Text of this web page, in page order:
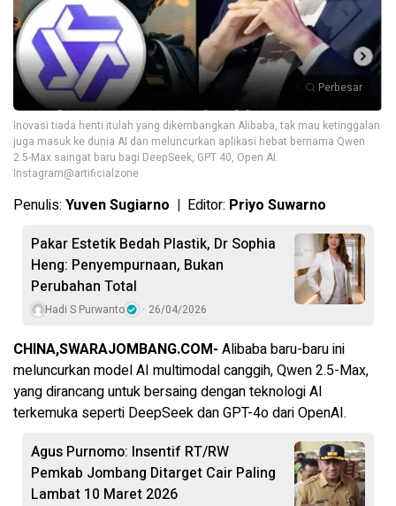
Perbesar
Inovasi tiada henti itulah yang dikembangkan Alibaba, tak mau ketinggalan
juga masuk ke dunia AI dan meluncurkan aplikasi hebat bernama Qwen
2.5-Max saingat baru bagi DeepSeek, GPT 40, Open AI.
Instagram@artificialzone
Penulis: Yuven Sugiarno | Editor: Priyo Suwarno
Pakar Estetik Bedah Plastik, Dr Sophia
Heng: Penyempurnaan, Bukan
Perubahan Total
Hadi S Purwanto 26/04/2026
CHINA,SWARAJOMBANG.COM- Alibaba baru-baru ini
meluncurkan model AI multimodal canggih, Qwen 2.5-Max,
yang dirancang untuk bersaing dengan teknologi AI
terkemuka seperti DeepSeek dan GPT-4o dari OpenAI.
Agus Purnomo: Insentif RT/RW
Pemkab Jombang Ditarget Cair Paling
Lambat 10 Maret 2026